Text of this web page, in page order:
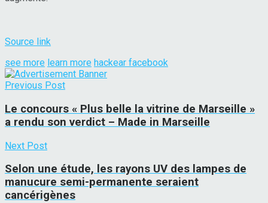
Source link
see more learn more hackear facebook
Previous Post
Le concours « Plus belle la vitrine de Marseille »
a rendu son verdict – Made in Marseille
Next Post
Selon une étude, les rayons UV des lampes de
manucure semi-permanente seraient
cancérigènes